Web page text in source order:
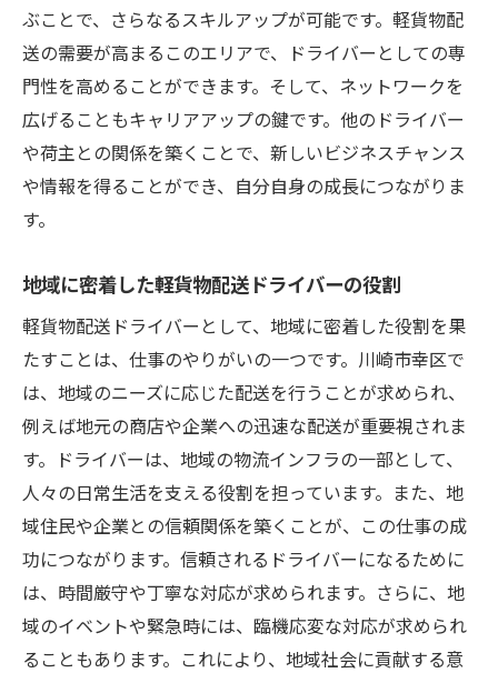
川崎市幸区でのビジネス成功事例
軽貨物配送業務で成功するための心構え
始める前に知っておくべき注意点
地元のネットワークを活用した成功戦略
自分のペースで働ける業務委託の軽貨物配送ド
ライバー仕事の流れ
自分のペースで働くためのコツ
効率的な配送計画の立て方
業務中のトラブル対応法
効果的な時間管理で仕事をスムーズに
自分に合ったルートと配送時間の選び方
川崎市幸区での軽貨物配送ドライバー需要とビ
ジネスチャンス
川崎市幸区の市場ニーズとビジネスチャン
ス
地域経済の成長がもたらす配送需要
軽貨物配送ドライバーにとっての新規ビジ
ぶことで、さらなるスキルアップが可能です。軽貨物配
送の需要が高まるこのエリアで、ドライバーとしての専
門性を高めることができます。そして、ネットワークを
広げることもキャリアアップの鍵です。他のドライバー
や荷主との関係を築くことで、新しいビジネスチャンス
や情報を得ることができ、自分自身の成長につながりま
す。
地域に密着した軽貨物配送ドライバーの役割
軽貨物配送ドライバーとして、地域に密着した役割を果
たすことは、仕事のやりがいの一つです。川崎市幸区で
は、地域のニーズに応じた配送を行うことが求められ、
例えば地元の商店や企業への迅速な配送が重要視されま
す。ドライバーは、地域の物流インフラの一部として、
人々の日常生活を支える役割を担っています。また、地
域住民や企業との信頼関係を築くことが、この仕事の成
功につながります。信頼されるドライバーになるために
は、時間厳守や丁寧な対応が求められます。さらに、地
域のイベントや緊急時には、臨機応変な対応が求められ
ることもあります。これにより、地域社会に貢献する意